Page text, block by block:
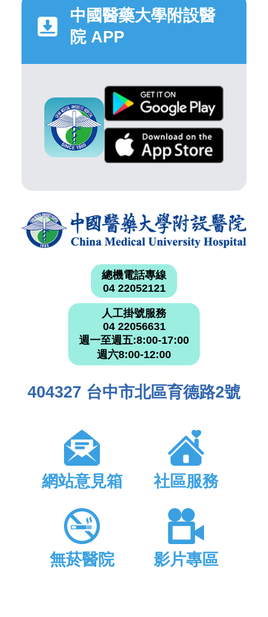
中國醫藥大學附設醫
院 APP
總機電話專線
04 22052121
人工掛號服務
04 22056631
週一至週五:8:00-17:00
週六8:00-12:00
404327 台中市北區育德路2號
網站意見箱 社區服務
無菸醫院 影片專區